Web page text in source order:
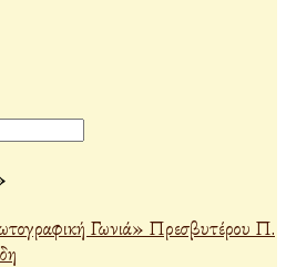
Γωνιά» Πρεσβυτέρου Π.